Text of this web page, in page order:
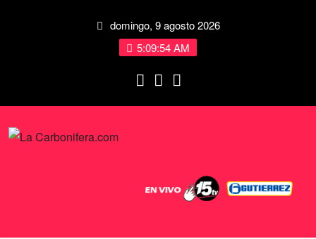
domingo, 9 agosto 2026
5:09:54 AM